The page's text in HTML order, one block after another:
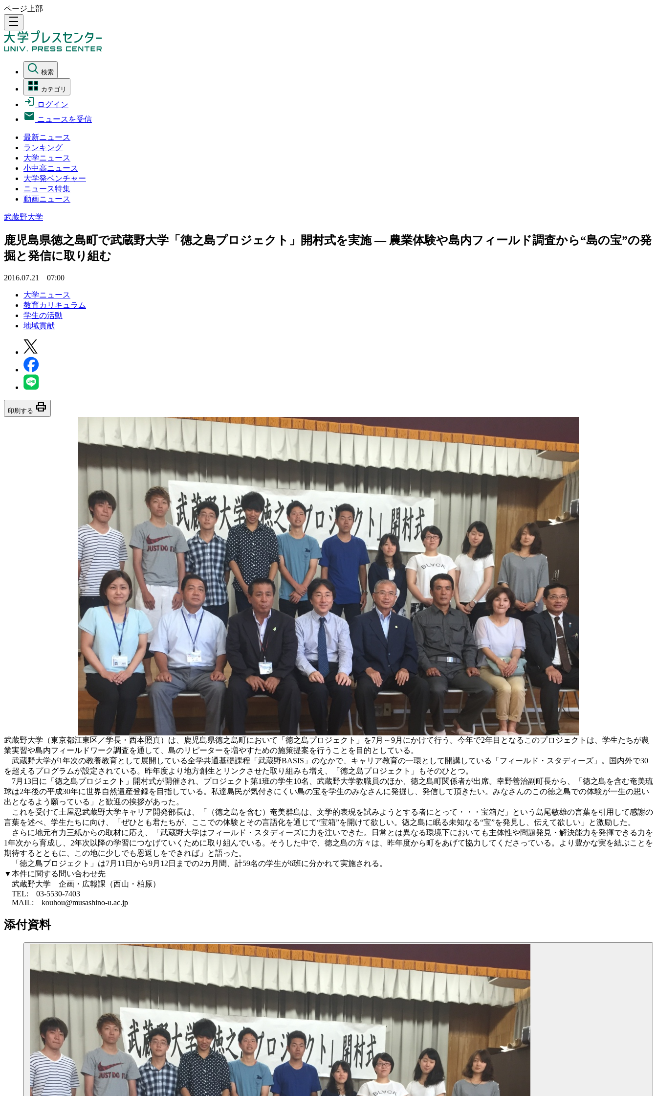
ページ上部
density_medium
検索
カテゴリ
ログイン
ニュースを受信
最新ニュース
ランキング
大学ニュース
小中高ニュース
大学発ベンチャー
ニュース特集
動画ニュース
武蔵野大学
鹿児島県徳之島町で武蔵野大学「徳之島プロジェクト」開村式を実施 — 農業体験や島内フィールド調査から“島の宝”の発
掘と発信に取り組む
2016.07.21 07:00
大学ニュース
教育カリキュラム
学生の活動
地域貢献
印刷する print
武蔵野大学（東京都江東区／学長・西本照真）は、鹿児島県徳之島町において「徳之島プロジェクト」を7月～9月にかけて行う。今年で2年目となるこのプロジェクトは、学生たちが農
業実習や島内フィールドワーク調査を通して、島のリピーターを増やすための施策提案を行うことを目的としている。
武蔵野大学が1年次の教養教育として展開している全学共通基礎課程「武蔵野BASIS」のなかで、キャリア教育の一環として開講している「フィールド・スタディーズ」。国内外で30
を超えるプログラムが設定されている。昨年度より地方創生とリンクさせた取り組みも増え、「徳之島プロジェクト」もそのひとつ。
7月13日に「徳之島プロジェクト」開村式が開催され、プロジェクト第1班の学生10名、武蔵野大学教職員のほか、徳之島町関係者が出席。幸野善治副町長から、「徳之島を含む奄美琉
球は2年後の平成30年に世界自然遺産登録を目指している。私達島民が気付きにくい島の宝を学生のみなさんに発掘し、発信して頂きたい。みなさんのこの徳之島での体験が一生の思い
出となるよう願っている」と歓迎の挨拶があった。
これを受けて土屋忍武蔵野大学キャリア開発部長は、「（徳之島を含む）奄美群島は、文学的表現を試みようとする者にとって・・・宝箱だ」という島尾敏雄の言葉を引用して感謝の
言葉を述べ、学生たちに向け、「ぜひとも君たちが、ここでの体験とその言語化を通じて“宝箱”を開けて欲しい。徳之島に眠る未知なる“宝”を発見し、伝えて欲しい」と激励した。
さらに地元有力三紙からの取材に応え、「武蔵野大学はフィールド・スタディーズに力を注いできた。日常とは異なる環境下においても主体性や問題発見・解決能力を発揮できる力を
1年次から育成し、2年次以降の学習につなげていくために取り組んでいる。そうした中で、徳之島の方々は、昨年度から町をあげて協力してくださっている。より豊かな実を結ぶことを
期待するとともに、この地に少しでも恩返しをできれば」と語った。
「徳之島プロジェクト」は7月11日から9月12日までの2カ月間、計59名の学生が6班に分かれて実施される。
▼本件に関する問い合わせ先
武蔵野大学 企画・広報課（西山・柏原）
TEL: 03-5530-7403
MAIL: kouhou@musashino-u.ac.jp
添付資料